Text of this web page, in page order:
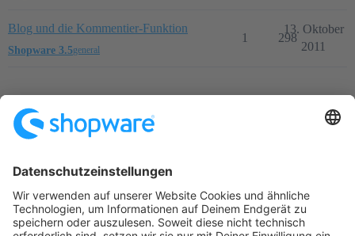
Blog und die Kommentier-Funktion
Shopware 3.5general
1 298
13. Oktober
2011
Angetrieben vonDiscourse, beste Erfahrung mit aktiviertem